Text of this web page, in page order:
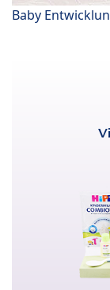
Baby